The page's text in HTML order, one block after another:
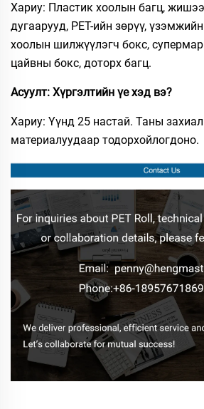
Хариу: Пластик хоолын багц,
дугаарууд, PET-ийн зөрүү,
хоолын шилжүүлэгч бокс,
цайвны бокс, доторх багц.
Асуулт: Хүргэлтийн үе хэд вэ?
Хариу: Үүнд 25 настай. Таны
материалуудаар тодорхойлогдоно.